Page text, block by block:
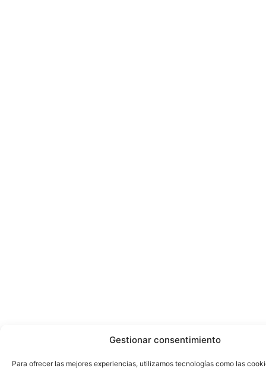
Gestionar consentimiento
Para ofrecer las mejores experiencias, utilizamos tecnologías como las